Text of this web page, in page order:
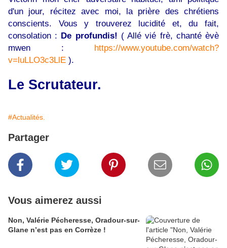
d'un jour, récitez avec moi, la prière des chrétiens
conscients. Vous y trouverez lucidité et, du fait,
consolation : De profundis! ( Allé vié frè, chanté èvè
mwen : https://www.youtube.com/watch?
v=luLLO3c3LlE ).
Le Scrutateur.
#Actualités.
Partager
Vous aimerez aussi
Non, Valérie Pécheresse, Oradour-sur-
Glane n’est pas en Corrèze !